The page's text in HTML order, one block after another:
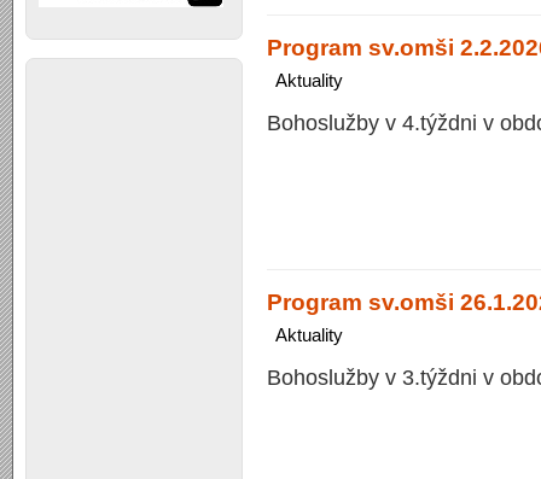
Program sv.omši
Aktuality
Bohoslužby v 4.týždni v
Program sv.omši
Aktuality
Bohoslužby v 3.týždni v